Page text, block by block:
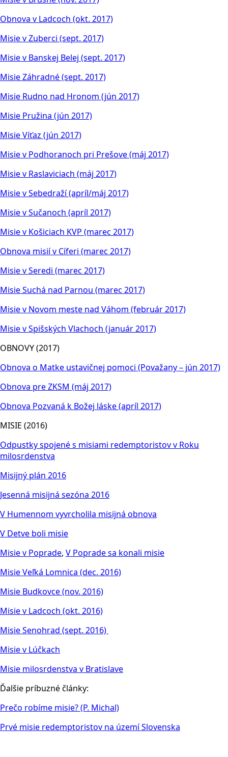
Obnova v Ladcoch (okt. 2017)
Misie v Zuberci (sept. 2017)
Misie v Banskej Belej (sept. 2017)
Misie Záhradné (sept. 2017)
Misie Rudno nad Hronom (jún 2017)
Misie Pružina (jún 2017)
Misie Víťaz (jún 2017)
Misie v Podhoranoch pri Prešove (máj 2017)
Misie v Raslaviciach (máj 2017)
Misie v Sebedraží (apríl/máj 2017)
Misie v Sučanoch (apríl 2017)
Misie v Košiciach KVP (marec 2017)
Obnova misií v Cíferi (marec 2017)
Misie v Seredi (marec 2017)
Misie Suchá nad Parnou (marec 2017)
Misie v Novom meste nad Váhom (február 2017)
Misie v Spišských Vlachoch (január 2017)
OBNOVY (2017)
Obnova o Matke ustavičnej pomoci (Považany – jún 2017)
Obnova pre ZKSM (máj 2017)
Obnova Pozvaná k Božej láske (apríl 2017)
MISIE (2016)
Odpustky spojené s misiami redemptoristov v Roku
milosrdenstva
Misijný plán 2016
Jesenná misijná sezóna 2016
V Humennom vyvrcholila misijná obnova
V Detve boli misie
Misie v Poprade, V Poprade sa konali misie
Misie Veľká Lomnica (dec. 2016)
Misie Budkovce (nov. 2016)
Misie v Ladcoch (okt. 2016)
Misie Senohrad (sept. 2016)
Misie v Lúčkach
Misie milosrdenstva v Bratislave
Ďalšie príbuzné články:
Prečo robíme misie? (P. Michal)
Prvé misie redemptoristov na území Slovenska